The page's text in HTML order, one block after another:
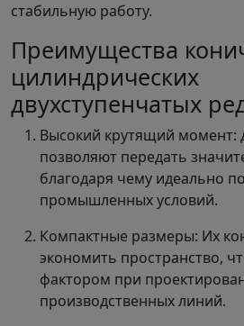
стабильную работу.
Преимущества
цилиндрических
двухступенчатых
Высокий крутящий момент:
позволяют передать
благодаря чему идеально
промышленных условий.
Компактные размеры: Их
экономить пространство,
фактором при
производственных линий.